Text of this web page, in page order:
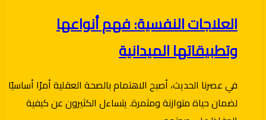
العلاجات النفسية: فهم أنواعها
وتطبيقاتها الميدانية
في عصرنا الحديث، أصبح الاهتمام بالصحة العقلية أمرًا أساسيًا
لضمان حياة متوازنة ومثمرة. يتساءل الكثيرون عن كيفية